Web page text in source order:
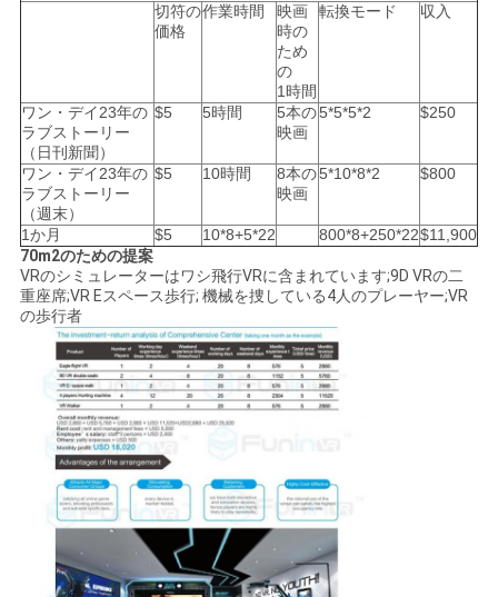
切符の
価格
作業時間
映画
時の
ため
の
1時間
転換モード 収入
ワン・デイ23年の
ラブストーリー
（日刊新聞）
$5 5時間
5本の
映画
5*5*5*2 $250
ワン・デイ23年の
ラブストーリー
（週末）
$5 10時間
8本の
映画
5*10*8*2 $800
1か月 $5 10*8+5*22 800*8+250*22$11,900
70m2のための提案
VRのシミュレーターはワシ飛行VRに含まれています;9D VRの二
重座席;VR Eスペース歩行; 機械を捜している4人のプレーヤー;VR
の歩行者